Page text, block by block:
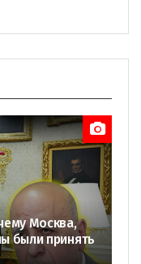
Москва,
были принять